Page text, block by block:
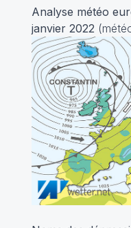
Analyse météo
janvier 2022